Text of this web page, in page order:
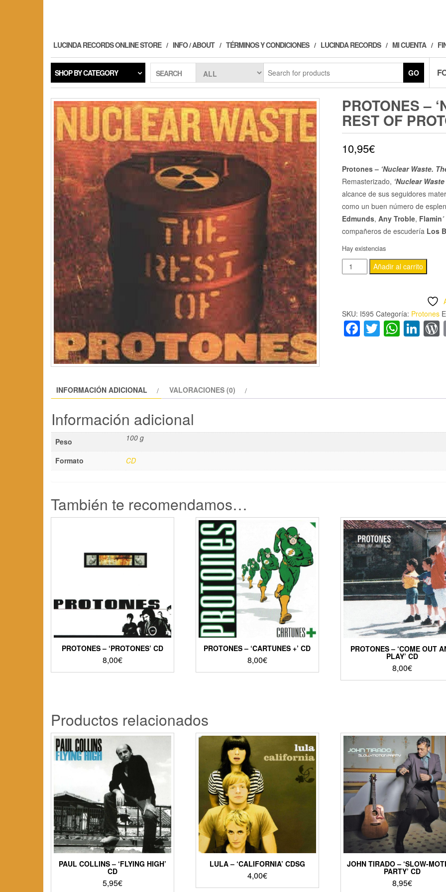
LUCINDA RECORDS ONLINE STORE
INFO / ABOUT TÉRMINOS Y CONDICIONES LUCINDA RECORDS MI CUENTA
SHOP BY CATEGORY SEARCH GO
PROTONES –
REST OF
10,95€
Protones – ‘Nuclear Waste.
Remasterizado, ‘Nuclear
alcance de sus seguidores
como un buen número de
Edmunds, Any Troble,
compañeros de escudería Los
Hay existencias
PROTONES
-
THE
REST
OF
Añadir al carrito
SKU: I595 Categoría: Protones
Facebook
Twitter
INFORMACIÓN ADICIONAL VALORACIONES (0)
Información adicional
Peso 100 g
Formato CD
También te recomendamos…
PROTONES – ‘PROTONES’ CD
8,00€
PROTONES – ‘CARTUNES +’ CD
8,00€
PROTONES – ‘COME OUT
PLAY’ CD
8,00€
Productos relacionados
PAUL COLLINS – ‘FLYING HIGH’
CD
5,95€
LULA – ‘CALIFORNIA’ CDSG
4,00€
JOHN TIRADO – ‘SLOW-
PARTY’ CD
8,95€